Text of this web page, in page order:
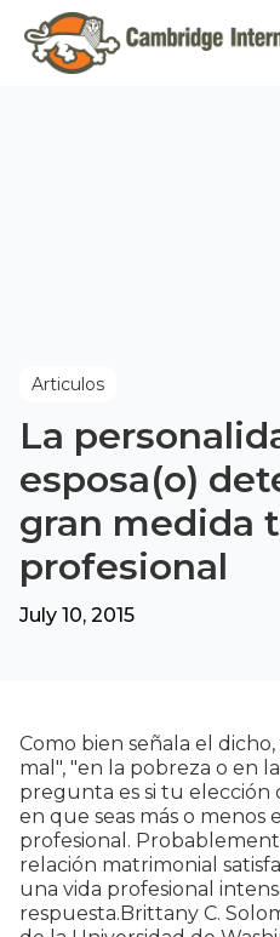
Articulos
La
esposa(o)
gran medida
profesional
July 10, 2015
Como bien señala el
mal", "en la pobreza o en
pregunta es si tu
en que seas más o menos
profesional.
relación matrimonial
una vida profesional
respuesta.Brittany C.